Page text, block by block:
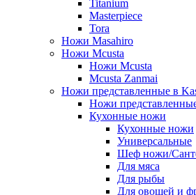
Titanium
Masterpiece
Tora
Ножи Masahiro
Ножи Mcusta
Ножи Mcusta
Mcusta Zanmai
Ножи представленные в
Ножи
Кухонные ножи
Кухонные ножи
Универсальные
Шеф ножи/
Для мяса
Для рыбы
Для овощей и